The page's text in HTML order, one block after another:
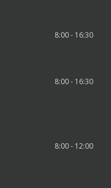
8:00 - 16:30
8:00 - 16:30
8:00 - 12:00